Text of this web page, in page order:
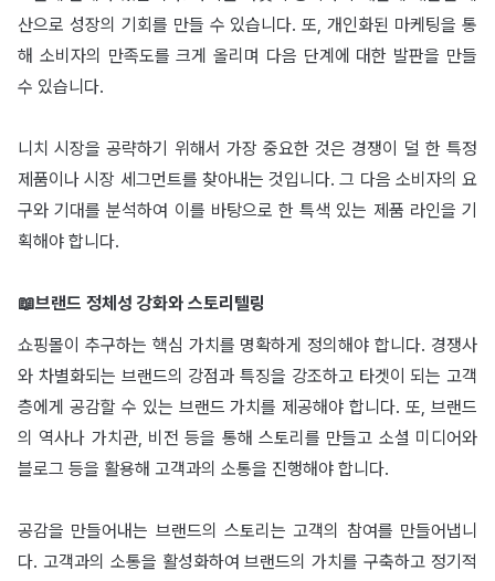
산으로 성장의 기회를 만들 수 있습니다. 또, 개인화된 마케팅을 통
해 소비자의 만족도를 크게 올리며 다음 단계에 대한 발판을 만들
수 있습니다.
니치 시장을 공략하기 위해서 가장 중요한 것은 경쟁이 덜 한 특정
제품이나 시장 세그먼트를 찾아내는 것입니다. 그 다음 소비자의 요
구와 기대를 분석하여 이를 바탕으로 한 특색 있는 제품 라인을 기
획해야 합니다.
📖브랜드 정체성 강화와 스토리텔링
쇼핑몰이 추구하는 핵심 가치를 명확하게 정의해야 합니다. 경쟁사
와 차별화되는 브랜드의 강점과 특징을 강조하고 타겟이 되는 고객
층에게 공감할 수 있는 브랜드 가치를 제공해야 합니다. 또, 브랜드
의 역사나 가치관, 비전 등을 통해 스토리를 만들고 소셜 미디어와
블로그 등을 활용해 고객과의 소통을 진행해야 합니다.
공감을 만들어내는 브랜드의 스토리는 고객의 참여를 만들어냅니
다. 고객과의 소통을 활성화하여 브랜드의 가치를 구축하고 정기적